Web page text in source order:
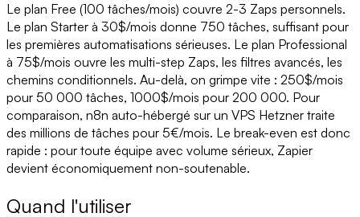
Le plan Free (100 tâches/mois) couvre 2-3 Zaps personnels.
Le plan Starter à 30$/mois donne 750 tâches, suffisant pour
les premières automatisations sérieuses. Le plan Professional
à 75$/mois ouvre les multi-step Zaps, les filtres avancés, les
chemins conditionnels. Au-delà, on grimpe vite : 250$/mois
pour 50 000 tâches, 1000$/mois pour 200 000. Pour
comparaison, n8n auto-hébergé sur un VPS Hetzner traite
des millions de tâches pour 5€/mois. Le break-even est donc
rapide : pour toute équipe avec volume sérieux, Zapier
devient économiquement non-soutenable.
Quand l'utiliser